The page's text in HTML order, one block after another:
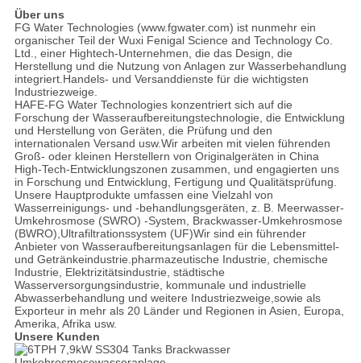
Über uns
FG Water Technologies (www.fgwater.com) ist nunmehr ein
organischer Teil der Wuxi Fenigal Science and Technology Co.
Ltd., einer Hightech-Unternehmen, die das Design, die
Herstellung und die Nutzung von Anlagen zur Wasserbehandlung
integriert.Handels- und Versanddienste für die wichtigsten
Industriezweige.
HAFE-FG Water Technologies konzentriert sich auf die
Forschung der Wasseraufbereitungstechnologie, die Entwicklung
und Herstellung von Geräten, die Prüfung und den
internationalen Versand usw.Wir arbeiten mit vielen führenden
Groß- oder kleinen Herstellern von Originalgeräten in China
High-Tech-Entwicklungszonen zusammen, und engagierten uns
in Forschung und Entwicklung, Fertigung und Qualitätsprüfung.
Unsere Hauptprodukte umfassen eine Vielzahl von
Wasserreinigungs- und -behandlungsgeräten, z. B. Meerwasser-
Umkehrosmose (SWRO) -System, Brackwasser-Umkehrosmose
(BWRO),Ultrafiltrationssystem (UF)Wir sind ein führender
Anbieter von Wasseraufbereitungsanlagen für die Lebensmittel-
und Getränkeindustrie.pharmazeutische Industrie, chemische
Industrie, Elektrizitätsindustrie, städtische
Wasserversorgungsindustrie, kommunale und industrielle
Abwasserbehandlung und weitere Industriezweige,sowie als
Exporteur in mehr als 20 Länder und Regionen in Asien, Europa,
Amerika, Afrika usw.
Unsere Kunden